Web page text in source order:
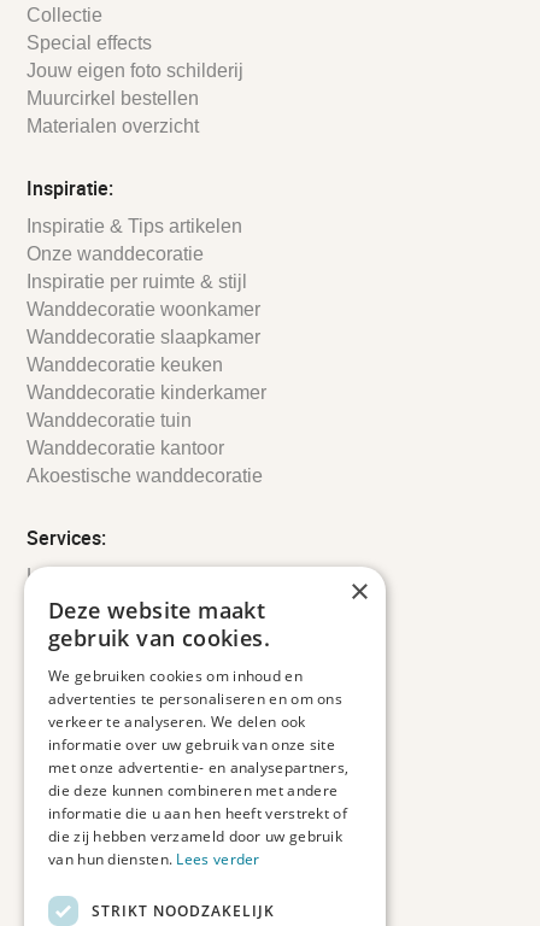
Collectie
Special effects
Jouw eigen foto schilderij
Muurcirkel bestellen
Materialen overzicht
Inspiratie:
Inspiratie & Tips artikelen
Onze wanddecoratie
Inspiratie per ruimte & stijl
Wanddecoratie woonkamer
Wanddecoratie slaapkamer
Wanddecoratie keuken
Wanddecoratie kinderkamer
Wanddecoratie tuin
Wanddecoratie kantoor
Akoestische wanddecoratie
Services:
Leveringsinformatie
Retourbeleid
Informatie
Veelgestelde vragen
Duurzaam ondernemen
Contact informatie
Etienne de Pinedaweg 34
3711 CH, Austerlitz
Nederland
info@fotoprintxl.nl
×
Deze website maakt
gebruik van cookies.
We gebruiken cookies om inhoud en
advertenties te personaliseren en om ons
verkeer te analyseren. We delen ook
informatie over uw gebruik van onze site
met onze advertentie- en analysepartners,
die deze kunnen combineren met andere
informatie die u aan hen heeft verstrekt of
die zij hebben verzameld door uw gebruik
van hun diensten. Lees verder
STRIKT NOODZAKELIJK